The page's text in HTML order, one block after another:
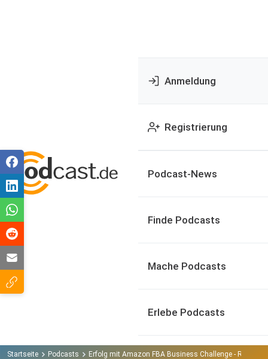
Anmeldung
Registrierung
Podcast-News
Finde Podcasts
Mache Podcasts
Erlebe Podcasts
Startseite Podcasts Erfolg mit Amazon FBA Business Challenge - Rocket